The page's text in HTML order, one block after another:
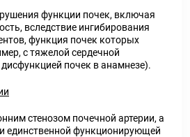
функции почек, включая
вследствие ингибирования
функция почек которых
с тяжелой сердечной
почек в анамнезе).
стенозом почечной артерии, а
единственной функционирующей